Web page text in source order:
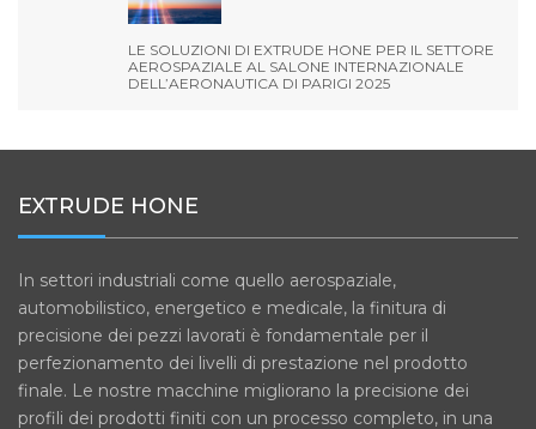
LE SOLUZIONI DI EXTRUDE HONE PER IL SETTORE
AEROSPAZIALE AL SALONE INTERNAZIONALE
DELL’AERONAUTICA DI PARIGI 2025
EXTRUDE HONE
In settori industriali come quello aerospaziale,
automobilistico, energetico e medicale, la finitura di
precisione dei pezzi lavorati è fondamentale per il
perfezionamento dei livelli di prestazione nel prodotto
finale. Le nostre macchine migliorano la precisione dei
profili dei prodotti finiti con un processo completo, in una